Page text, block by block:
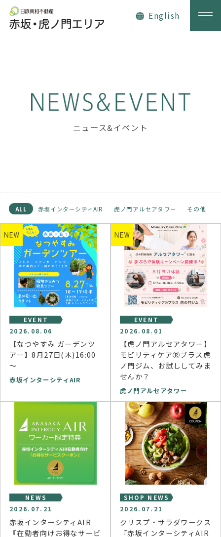
日鉄興和不動産 赤坂・虎ノ門エ
English
ニュース&イベント
ALL 赤坂インターシティAIR 虎ノ門アルセアタワー その他
NEW
EVENT
2026.08.06
【なつやすみ ガーデンツ
アー】8月27日(木)16:00
～
赤坂インターシティAIR
NEW
EVENT
2026.08.01
【虎ノ門アルセアタワー】
モビリティケアⓇプラス虎
ノ門ジム、お試ししてみま
せんか？
虎ノ門アルセアタワー
NEWS
2026.07.21
赤坂インターシティAIR
『在勤者向けお得なサービ
SHOP NEWS
2026.07.21
クリスプ・サラダワークス
『赤坂インターシティAIR